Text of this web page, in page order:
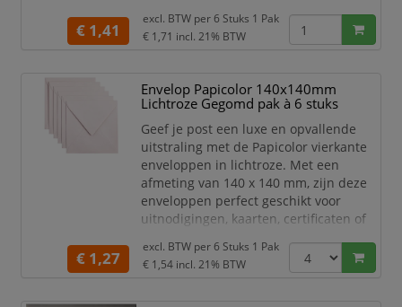
Het hoge kwaliteit papier is stevig,
appelgroene kleur is ideaal voor
speciale gelegenheden en
marketingdoeleinden.
O
€ 1,41
excl. BTW per6 Stuks 1 Pak
€ 1,71 incl. 21% BTW
Envelop Papicolor 140x140mm
Lichtroze Gegomd pak à 6 stuks
Geef je post een luxe en opvallende
uitstraling met de Papicolor vierkante
enveloppen in lichtroze. Met een
afmeting van 140 x 140 mm, zijn deze
enveloppen perfect geschikt voor
uitnodigingen, kaarten, certificaten of
Het hoge kwaliteit papier is stevig,
€ 1,27
excl. BTW per6 Stuks 1 Pak
€ 1,54 incl. 21% BTW